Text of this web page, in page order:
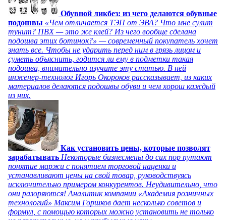
Обувной ликбез: из чего делаются обувные
подошвы «Чем отличается ТЭП от ЭВА? Что мне сулит
тунит? ПВХ — это же клей? Из чего вообще сделана
подошва этих ботинок?» — современный покупатель хочет
знать все. Чтобы не ударить перед ним в грязь лицом и
суметь объяснить, годится ли ему в подметки такая
подошва, внимательно изучите эту статью. В ней
инженер-технолог Игорь Окороков рассказывает, из каких
материалов делаются подошвы обуви и чем хорош каждый
из них.
Как установить цены, которые позволят
зарабатывать Некоторые бизнесмены до сих пор путают
понятие маржи с понятием торговой наценки и
устанавливают цены на свой товар, руководствуясь
исключительно примером конкурентов. Неудивительно, что
они разоряются! Аналитик компании «Академия розничных
технологий» Максим Горшков дает несколько советов и
формул, с помощью которых можно установить не только